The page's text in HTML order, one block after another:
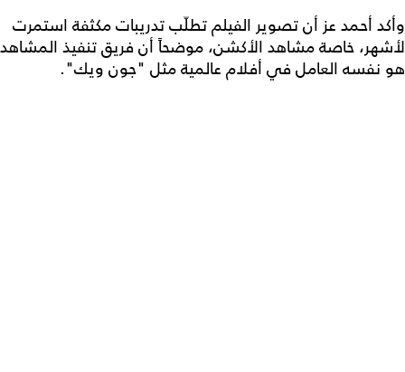
وأكد أحمد عز أن تصوير الفيلم تطلّب تدريبات مكثفة استمرت
لأشهر، خاصة مشاهد الأكشن، موضحاً أن فريق تنفيذ المشاهد
هو نفسه العامل في أفلام عالمية مثل "جون ويك".